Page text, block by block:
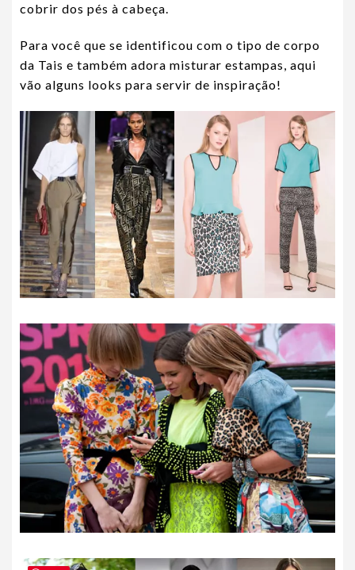
cobrir dos pés à cabeça.
Para você que se identificou com o tipo de corpo
da Tais e também adora misturar estampas, aqui
vão alguns looks para servir de inspiração!